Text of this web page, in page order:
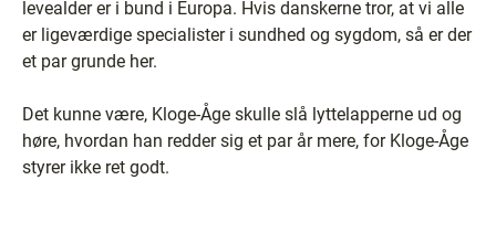
levealder er i bund i Europa. Hvis danskerne tror, at vi alle
er ligeværdige specialister i sundhed og sygdom, så er der
et par grunde her.
Det kunne være, Kloge-Åge skulle slå lyttelapperne ud og
høre, hvordan han redder sig et par år mere, for Kloge-Åge
styrer ikke ret godt.